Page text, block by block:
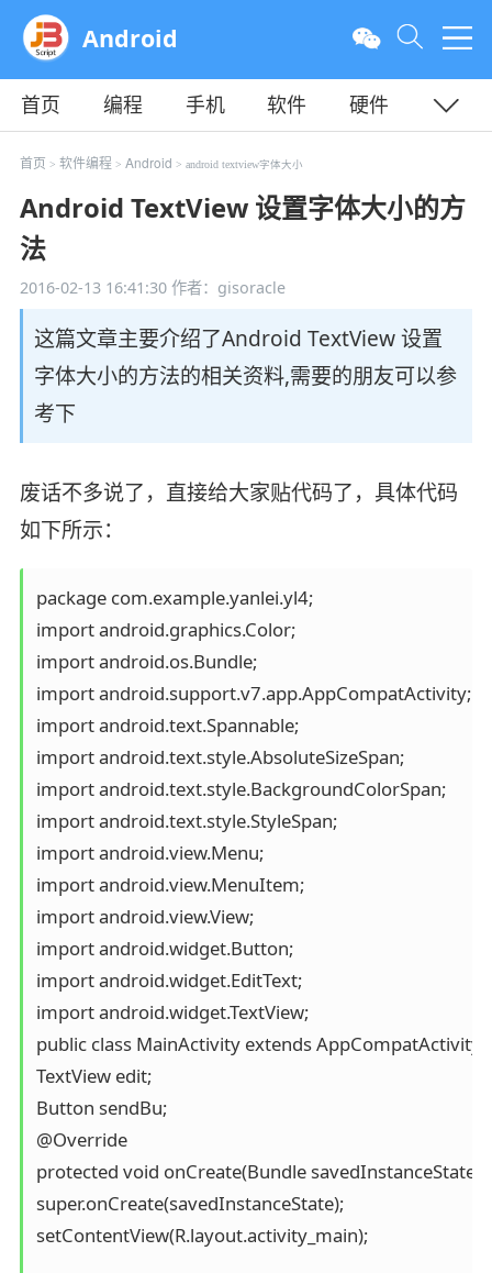
Android
首页 编程 手机 软件
硬件
教程
平面 服务器
首页 > 软件编程 > Android > android textview字体大小
Android TextView 设置字体大小的方
法
2016-02-13 16:41:30作者：gisoracle
这篇文章主要介绍了Android TextView 设置
字体大小的方法的相关资料,需要的朋友可以参
考下
废话不多说了，直接给大家贴代码了，具体代码
如下所示：
package com.example.yanlei.yl4;
import android.graphics.Color;
import android.os.Bundle;
import android.support.v7.app.AppCompatActivity;
import android.text.Spannable;
import android.text.style.AbsoluteSizeSpan;
import android.text.style.BackgroundColorSpan;
import android.text.style.StyleSpan;
import android.view.Menu;
import android.view.MenuItem;
import android.view.View;
import android.widget.Button;
import android.widget.EditText;
import android.widget.TextView;
public class MainActivity extends AppCompatActivity {
TextView edit;
Button sendBu;
@Override
protected void onCreate(Bundle savedInstanceState) {
super.onCreate(savedInstanceState);
setContentView(R.layout.activity_main);